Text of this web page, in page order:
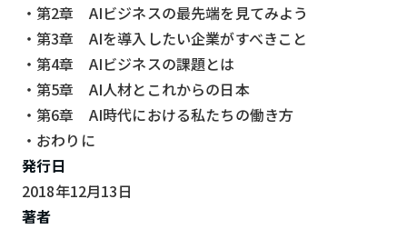
・第2章 AIビジネスの最先端を見てみよう
・第3章 AIを導入したい企業がすべきこと
・第4章 AIビジネスの課題とは
・第5章 AI人材とこれからの日本
・第6章 AI時代における私たちの働き方
・おわりに
発行日
2018年12月13日
著者